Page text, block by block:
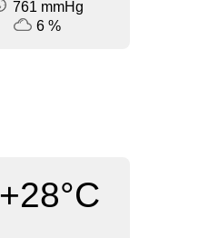
761 mmHg
6 %
+28°C